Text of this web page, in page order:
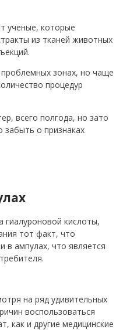
ученые, которые
из тканей животных
зонах, но чаще
процедур
всего полгода, но зато
о признаках
гиалуроновой кислоты,
тот факт, что
в ампулах, что является
на ряд удивительных
воспользоваться
как и другие медицинские